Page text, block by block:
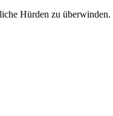
Hürden zu